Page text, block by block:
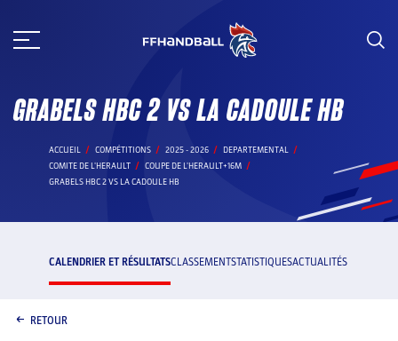
au
GRABELS HBC 2 VS LA CADOULE HB
ACCUEIL COMPÉTITIONS 2025 - 2026
DEPARTEMENTAL
COMITE DE L'HERAULT
COUPE DE L'HERAULT+16M
GRABELS HBC 2 VS LA CADOULE HB
CALENDRIER ET RÉSULTATSCLASSEMENTSTATISTIQUESACTUALITÉS
RETOUR